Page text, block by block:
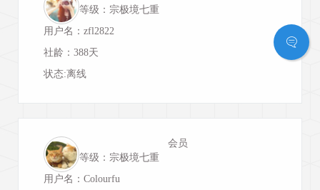
等级：宗极境七重
用户名：zfl2822
社龄：388天
状态:离线
会员
等级：宗极境七重
用户名：Colourfu